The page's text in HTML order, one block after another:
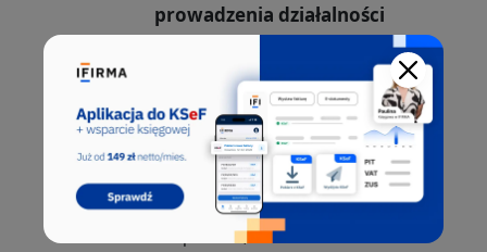
prowadzenia działalności
gospodarczej i zarządzania
Sekcja ta obejmuje: - działalność
profesjonalną, naukową i techniczną
wymagającą...
Kod PKD wybrało 337 użytkowników
aplikacji CEIDG. Sekcja M, Dział: 70,
Grupa: 70.2, Klasa: 70.22